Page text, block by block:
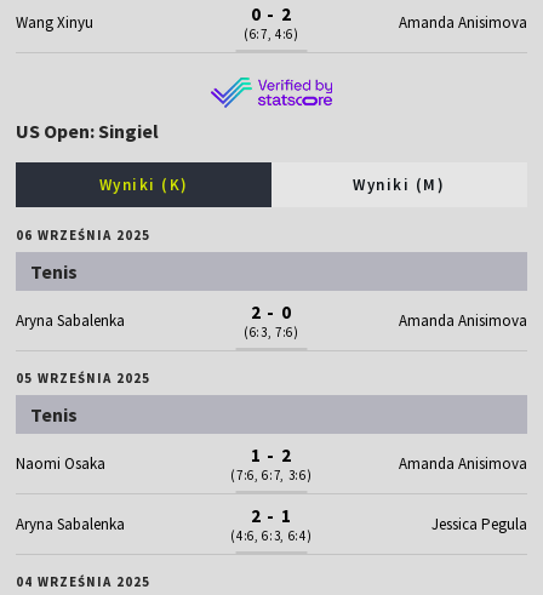
Wang Xinyu 0 - 2
(6:7, 4:6)
Amanda Anisimova
US Open: Singiel
Wyniki (K) Wyniki (M)
06 WRZEŚNIA 2025
Tenis
Aryna Sabalenka 2 - 0
(6:3, 7:6)
Amanda Anisimova
05 WRZEŚNIA 2025
Tenis
Naomi Osaka 1 - 2
(7:6, 6:7, 3:6)
Amanda Anisimova
Aryna Sabalenka 2 - 1
(4:6, 6:3, 6:4)
Jessica Pegula
04 WRZEŚNIA 2025